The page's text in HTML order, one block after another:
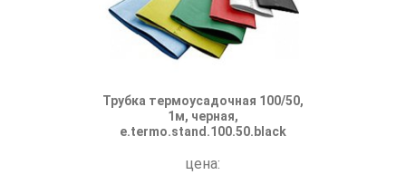
Трубка термоусадочная 100/50,
1м, черная,
e.termo.stand.100.50.black
цена: